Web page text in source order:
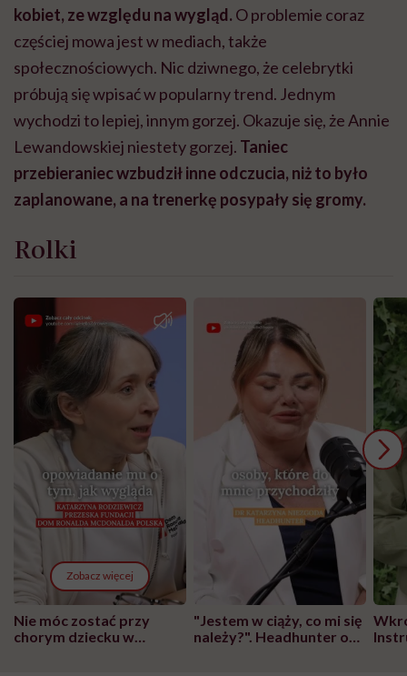
kobiet, ze względu na wygląd. O problemie coraz
częściej mowa jest w mediach, także
społecznościowych. Nic dziwnego, że celebrytki
próbują się wpisać w popularny trend. Jednym
wychodzi to lepiej, innym gorzej. Okazuje się, że Annie
Lewandowskiej niestety gorzej. Taniec
przebieraniec wzbudził inne odczucia, niż to było
zaplanowane, a na trenerkę posypały się gromy.
Rolki
Zobacz więcej
Nie móc zostać przy
chorym dziecku w
"Jestem w ciąży, co mi się
należy?". Headhunter o